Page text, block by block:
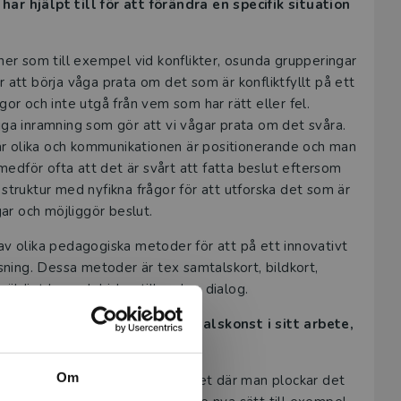
Om
hjälpt till för att förändra en specifik situation
som till exempel vid konflikter, osunda grupperingar
att börja våga prata om det som är konfliktfyllt på ett
och inte utgå från vem som har rätt eller fel.
inramning som gör att vi vågar prata om det svåra.
och kommunikationen är positionerande och man
ofta att det är svårt att fatta beslut eftersom
med nyfikna frågor för att utforska det som är
och möjliggör beslut.
olika pedagogiska metoder för att på ett innovativt
Dessa metoder är tex samtalskort, bildkort,
bra och bidrar till en bra dialog.
uppskattande samtalskonst i sitt arbete,
sedan göra om det till sitt eget där man plockar det